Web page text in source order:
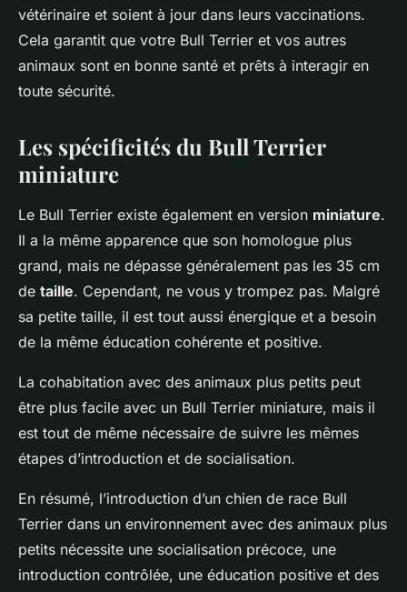
vétérinaire et soient à jour dans leurs vaccinations.
Cela garantit que votre Bull Terrier et vos autres
animaux sont en bonne santé et prêts à interagir en
toute sécurité.
Les spécificités du Bull Terrier
miniature
Le Bull Terrier existe également en version miniature.
Il a la même apparence que son homologue plus
grand, mais ne dépasse généralement pas les 35 cm
de taille. Cependant, ne vous y trompez pas. Malgré
sa petite taille, il est tout aussi énergique et a besoin
de la même éducation cohérente et positive.
La cohabitation avec des animaux plus petits peut
être plus facile avec un Bull Terrier miniature, mais il
est tout de même nécessaire de suivre les mêmes
étapes d’introduction et de socialisation.
En résumé, l’introduction d’un chien de race Bull
Terrier dans un environnement avec des animaux plus
petits nécessite une socialisation précoce, une
introduction contrôlée, une éducation positive et des